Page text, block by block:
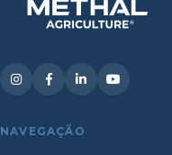
NAVEGAÇÃO